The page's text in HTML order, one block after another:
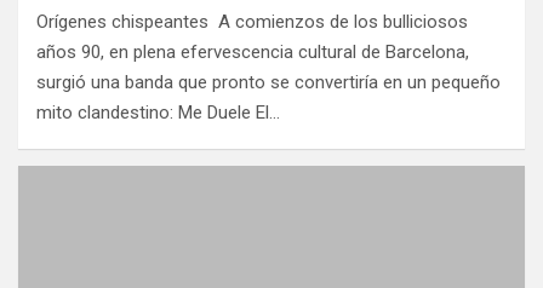
Orígenes chispeantes A comienzos de los bulliciosos
años 90, en plena efervescencia cultural de Barcelona,
surgió una banda que pronto se convertiría en un pequeño
mito clandestino: Me Duele El…